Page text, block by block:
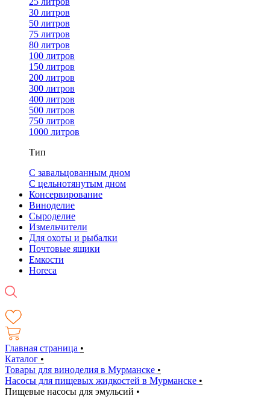
30 литров
50 литров
75 литров
80 литров
100 литров
150 литров
200 литров
300 литров
400 литров
500 литров
750 литров
1000 литров
Тип
С завальцованным дном
С цельнотянутым дном
Консервирование
Виноделие
Сыроделие
Измельчители
Для охоты и рыбалки
Почтовые ящики
Емкости
Horeca
Главная страница •
Каталог •
Товары для виноделия в Мурманске •
Насосы для пищевых жидкостей в Мурманске •
Пищевые насосы для эмульсий •